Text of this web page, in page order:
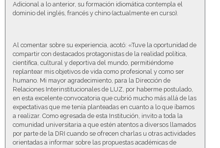
Adicional a lo anterior, su formación idiomática contempla el
dominio del inglés, francés y chino (actualmente en curso).
Al comentar sobre su experiencia, acotó: «Tuve la oportunidad de
compartir con destacados protagonistas de la realidad política,
científica, cultural y deportiva del mundo, permitiéndome
replantear mis objetivos de vida como profesional y como ser
humano. Mi mayor agradecimiento, para la Dirección de
Relaciones Interinstitucionales de LUZ, por haberme postulado,
en esta excelente convocatoria que cubrió mucho más allá de las
expectativas que me tenía planteadas en cuanto a lo que íbamos
a realizar. Como egresada de esta Institución, invito a toda la
comunidad universitaria a que estén atentos a diversos llamados
por parte de la DRI cuando se ofrecen charlas u otras actividades
orientadas a informar sobre las propuestas académicas de